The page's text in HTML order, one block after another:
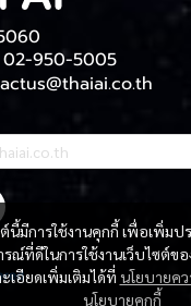
ต์นี้มีการใช้งานคุกกี้ เพื่อเพิ่ม
ณ์ที่ดีในการใช้งานเว็บไซต์ข
เอียดเพิ่มเติมได้ที่ นโยบายค
นโยบายคุกกี้
950-5005